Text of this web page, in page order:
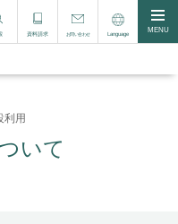
資料請求 お問い合わせ Language MENU
利用
いて